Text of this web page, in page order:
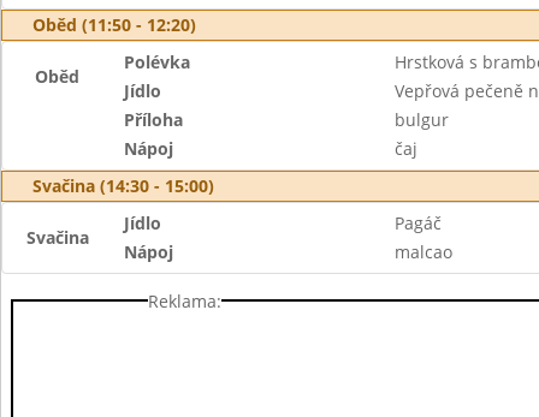
Oběd (11:50 - 12:20)
Oběd
Polévka
Hrstková s
Jídlo
Vepřová pečeně
Příloha
bulgur
Nápoj
čaj
Svačina (14:30 - 15:00)
Svačina
Jídlo
Pagáč
Nápoj
malcao
Reklama: